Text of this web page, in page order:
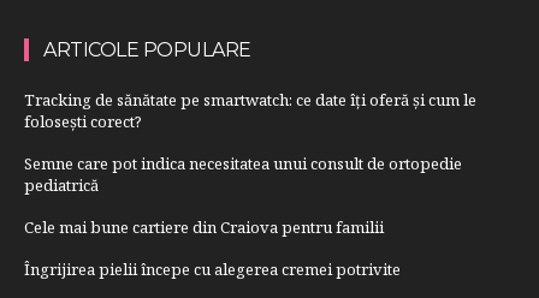
ARTICOLE POPULARE
Tracking de sănătate pe smartwatch: ce date îți oferă și cum le
folosești corect?
Semne care pot indica necesitatea unui consult de ortopedie
pediatrică
Cele mai bune cartiere din Craiova pentru familii
Îngrijirea pielii începe cu alegerea cremei potrivite